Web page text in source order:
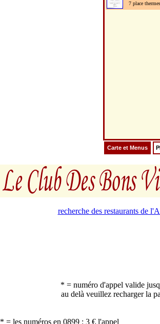
7 place thermes
Carte et Menus
recherche des restaurants de
* = numéro d'appel valide
au delà veuillez recharger la
* = les numéros en 0899 : 3 € l'appel